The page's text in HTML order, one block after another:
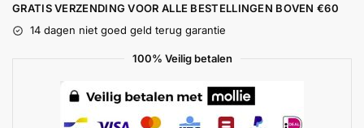
GRATIS VERZENDING VOOR ALLE BESTELLINGEN BOVEN €60
14 dagen niet goed geld terug garantie
100% Veilig betalen